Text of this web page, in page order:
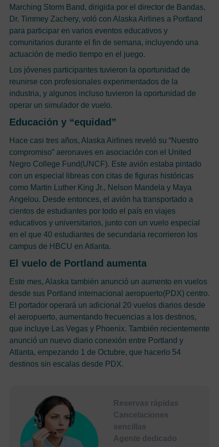
Marching Storm Band, dirigida por el director de Bandas,
Dr. Timmey Zachery, voló con Alaska Airlines a Portland
para participar en varios eventos educativos y
comunitarios durante el fin de semana, incluyendo una
actuación de medio tiempo en el juego.
Los jóvenes participantes tuvieron la oportunidad de
reunirse con profesionales experimentados de la
industria, y algunos incluso tuvieron la oportunidad de
operar un simulador de vuelo.
Educación y “equidad”
Hace casi tres años, Alaska Airlines reveló su “Nuestro
compromiso” aeronaves en asociación con el United
Negro College Fund(UNCF). Este avión estaba pintado
con un especial libreas con citas de figuras históricas
como Martin Luther King Jr., Nelson Mandela y Maya
Angelou. Desde entonces, el avión ha transportado a
cientos de estudiantes por todo el país en viajes
educativos y universitarios, junto con un vuelo especial
en el que 40 estudiantes de secundaria recorrieron los
campus de HBCU en Atlanta.
El vuelo de Portland aumenta
Este mes, Alaska también anunció un aumento en vuelos
desde sus Portland internacional aeropuerto(PDX) centro.
El portador operará un adicional 20 vuelos diarios desde
el aeropuerto, aumentando frecuencias a los destinos,
que incluye Las Vegas y Phoenix. También recientemente
anunció un nuevo diario conexión entre Portland y
Atlanta, empezando 1 de Octubre, que hacerlo 54
destinos sin escalas desde PDX.
Reservas rápidas
Cancelaciones
sencillas
Agente dedicado